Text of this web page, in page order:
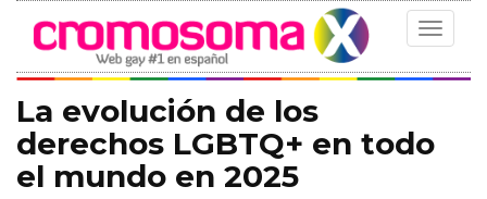
Toggle
La evolución de los
derechos LGBTQ+ en todo
el mundo en 2025